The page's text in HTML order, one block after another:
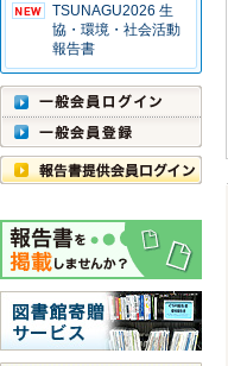
TSUNAGU2026 生
協・環境・社会活動
報告書